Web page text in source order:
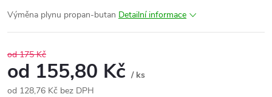
Výměna plynu propan-butan Detailní informace
od 175 Kč
od 155,80 Kč / ks
od 128,76 Kč bez DPH